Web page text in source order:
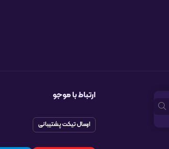
ارتباط با موجو
ارسال تیکت پشتیبانی